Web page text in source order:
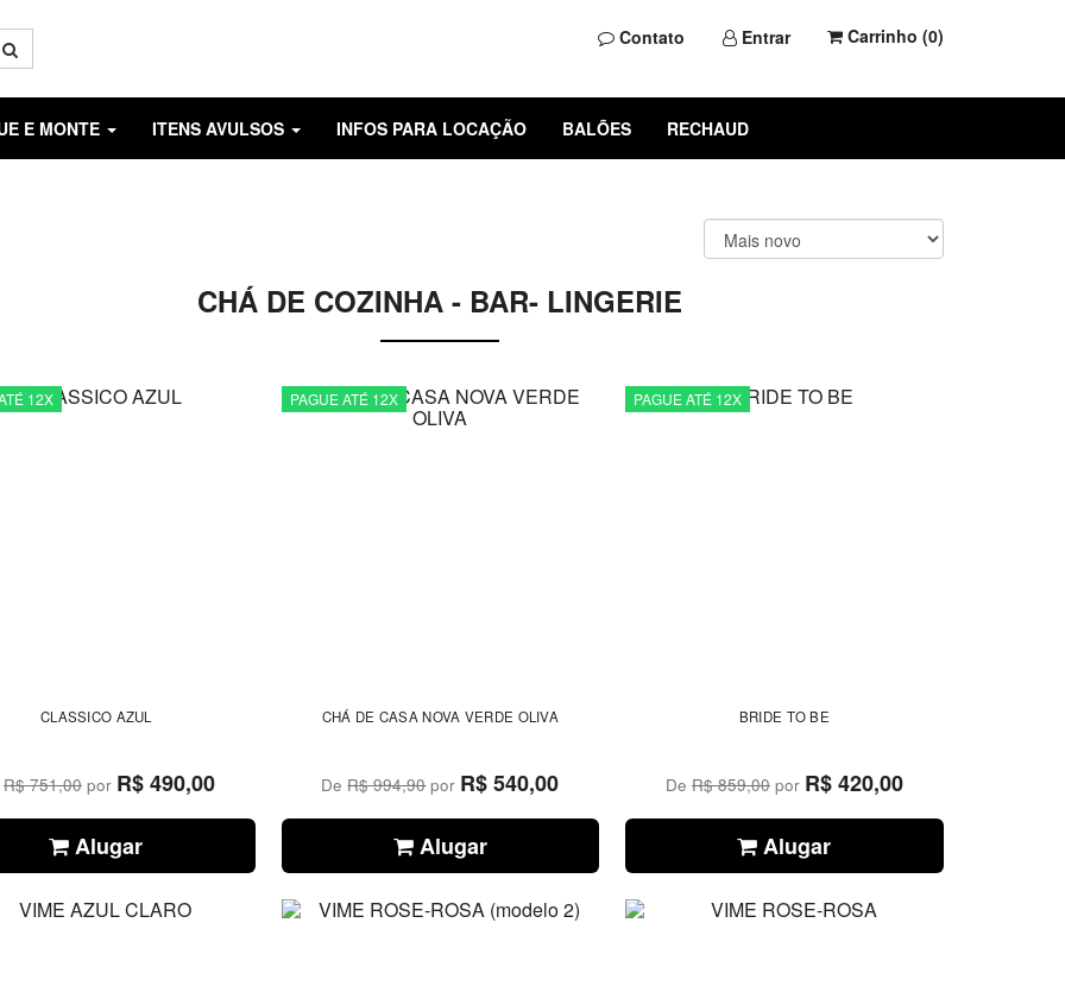
Contato Entrar Carrinho (0)
E MONTE ITENS AVULSOS INFOS PARA LOCAÇÃO BALÕES RECHAUD
CHÁ DE COZINHA - BAR- LINGERIE
12X
CLASSICO AZUL
R$ 751,00por R$ 490,00
Alugar
PAGUE ATÉ 12X
CHÁ DE CASA NOVA VERDE OLIVA
DeR$ 994,90por R$ 540,00
Alugar
PAGUE ATÉ 12X
BRIDE TO BE
De R$ 859,00por R$ 420,00
Alugar